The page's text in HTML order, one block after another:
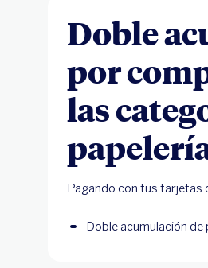
Doble
por
las
Pagando con tus tarjetas
Doble acumulación de